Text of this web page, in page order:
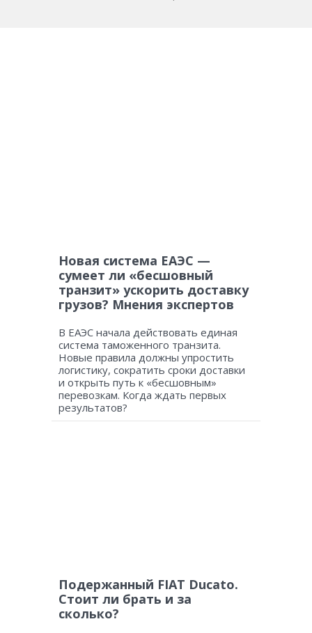
Новая система ЕАЭС —
сумеет ли «бесшовный
транзит» ускорить доставку
грузов? Мнения экспертов
В ЕАЭС начала действовать единая
система таможенного транзита.
Новые правила должны упростить
логистику, сократить сроки доставки
и открыть путь к «бесшовным»
перевозкам. Когда ждать первых
результатов?
Подержанный FIAT Ducato.
Стоит ли брать и за
сколько?